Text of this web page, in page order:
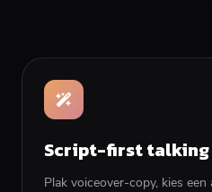
Script-first talking
Plak voiceover-copy, kies